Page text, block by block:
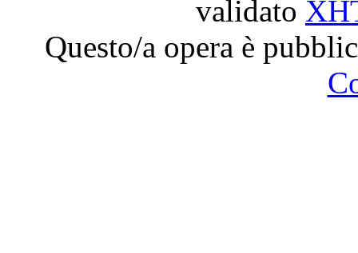
validato
Questo/a opera è